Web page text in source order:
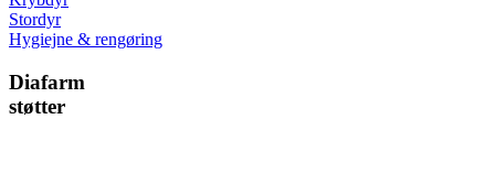
Stordyr
Hygiejne & rengøring
Diafarm
støtter